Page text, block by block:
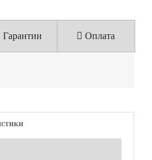
Гарантии Оплата